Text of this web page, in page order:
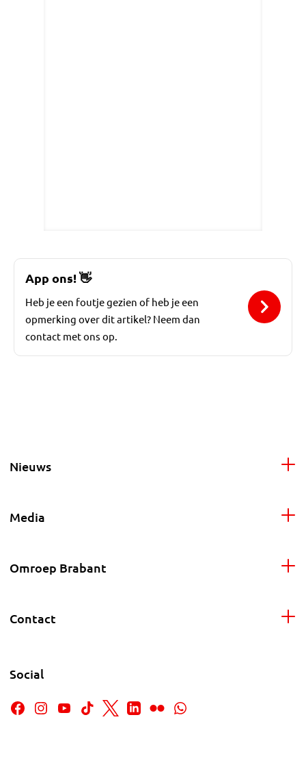
App ons! 👋
Heb je een foutje gezien of heb je een
opmerking over dit artikel? Neem dan
contact met ons op.
Nieuws
Media
Omroep Brabant
Contact
Social